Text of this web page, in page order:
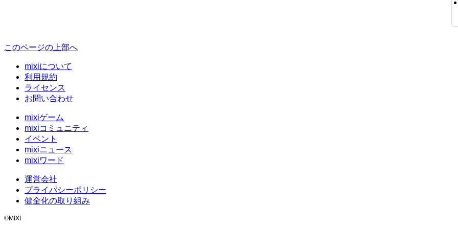
このページの上部へ
mixiについて
利用規約
ライセンス
お問い合わせ
mixiゲーム
mixiコミュニティ
イベント
mixiニュース
mixiワード
運営会社
プライバシーポリシー
健全化の取り組み
©MIXI